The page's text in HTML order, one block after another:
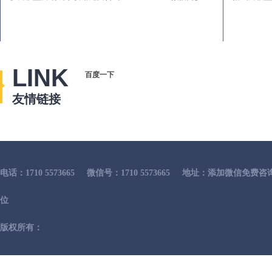
LINK
友情链接
百度一下
电话：1710 5573665 微信号：1710 5573665 地址：添加微信免费咨
位
版权所有：